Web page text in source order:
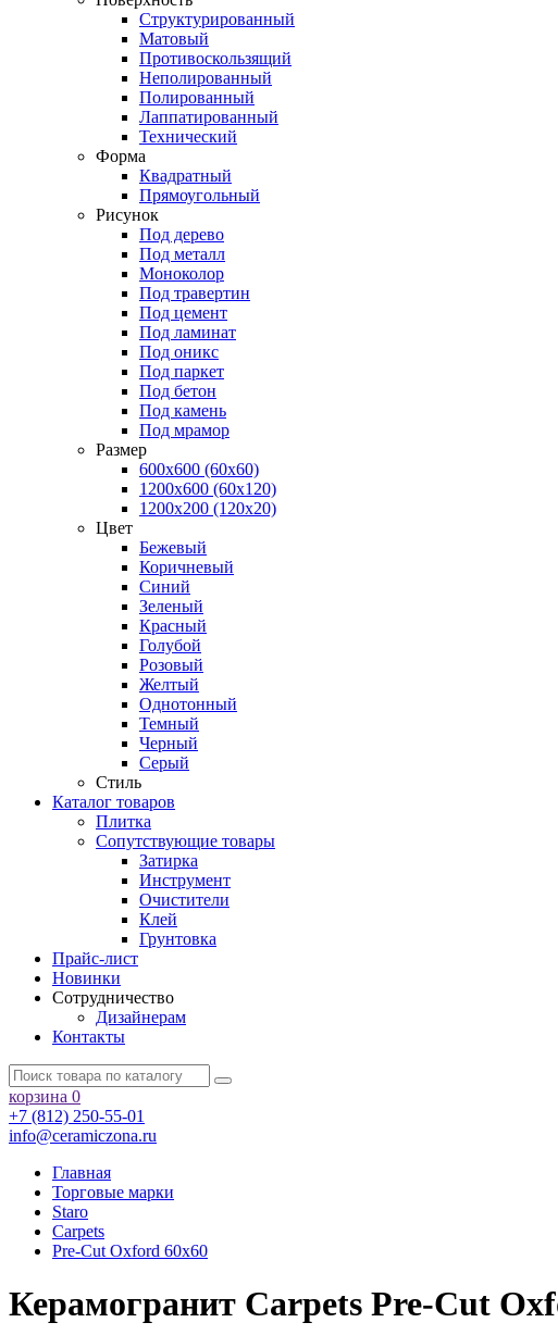
Структурированный
Матовый
Противоскользящий
Неполированный
Полированный
Лаппатированный
Технический
Форма
Квадратный
Прямоугольный
Рисунок
Под дерево
Под металл
Моноколор
Под травертин
Под цемент
Под ламинат
Под оникс
Под паркет
Под бетон
Под камень
Под мрамор
Размер
600х600 (60х60)
1200х600 (60х120)
1200х200 (120x20)
Цвет
Бежевый
Коричневый
Синий
Зеленый
Красный
Голубой
Розовый
Желтый
Однотонный
Темный
Черный
Серый
Стиль
Каталог товаров
Плитка
Сопутствующие товары
Затирка
Инструмент
Очистители
Клей
Грунтовка
Прайс-лист
Новинки
Сотрудничество
Дизайнерам
Контакты
корзина 0
+7 (812) 250-55-01
info@ceramiczona.ru
Главная
Торговые марки
Staro
Carpets
Pre-Cut Oxford 60x60
Керамогранит Carpets Pre-Cut